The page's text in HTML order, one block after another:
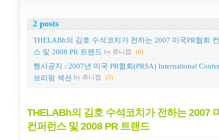
2 posts
THELABh의 김호 수석코치가 전하는 2007 미국PR협회
스 및 2008 PR 트랜드 by 쥬니캡 (6)
행사공지 : 2007년 미국 PR협회(PRSA) International
브리핑 섹션 by 쥬니캡 (3)
THELABh의 김호 수석코치가 전하는 2007
컨퍼런스 및 2008 PR 트랜드